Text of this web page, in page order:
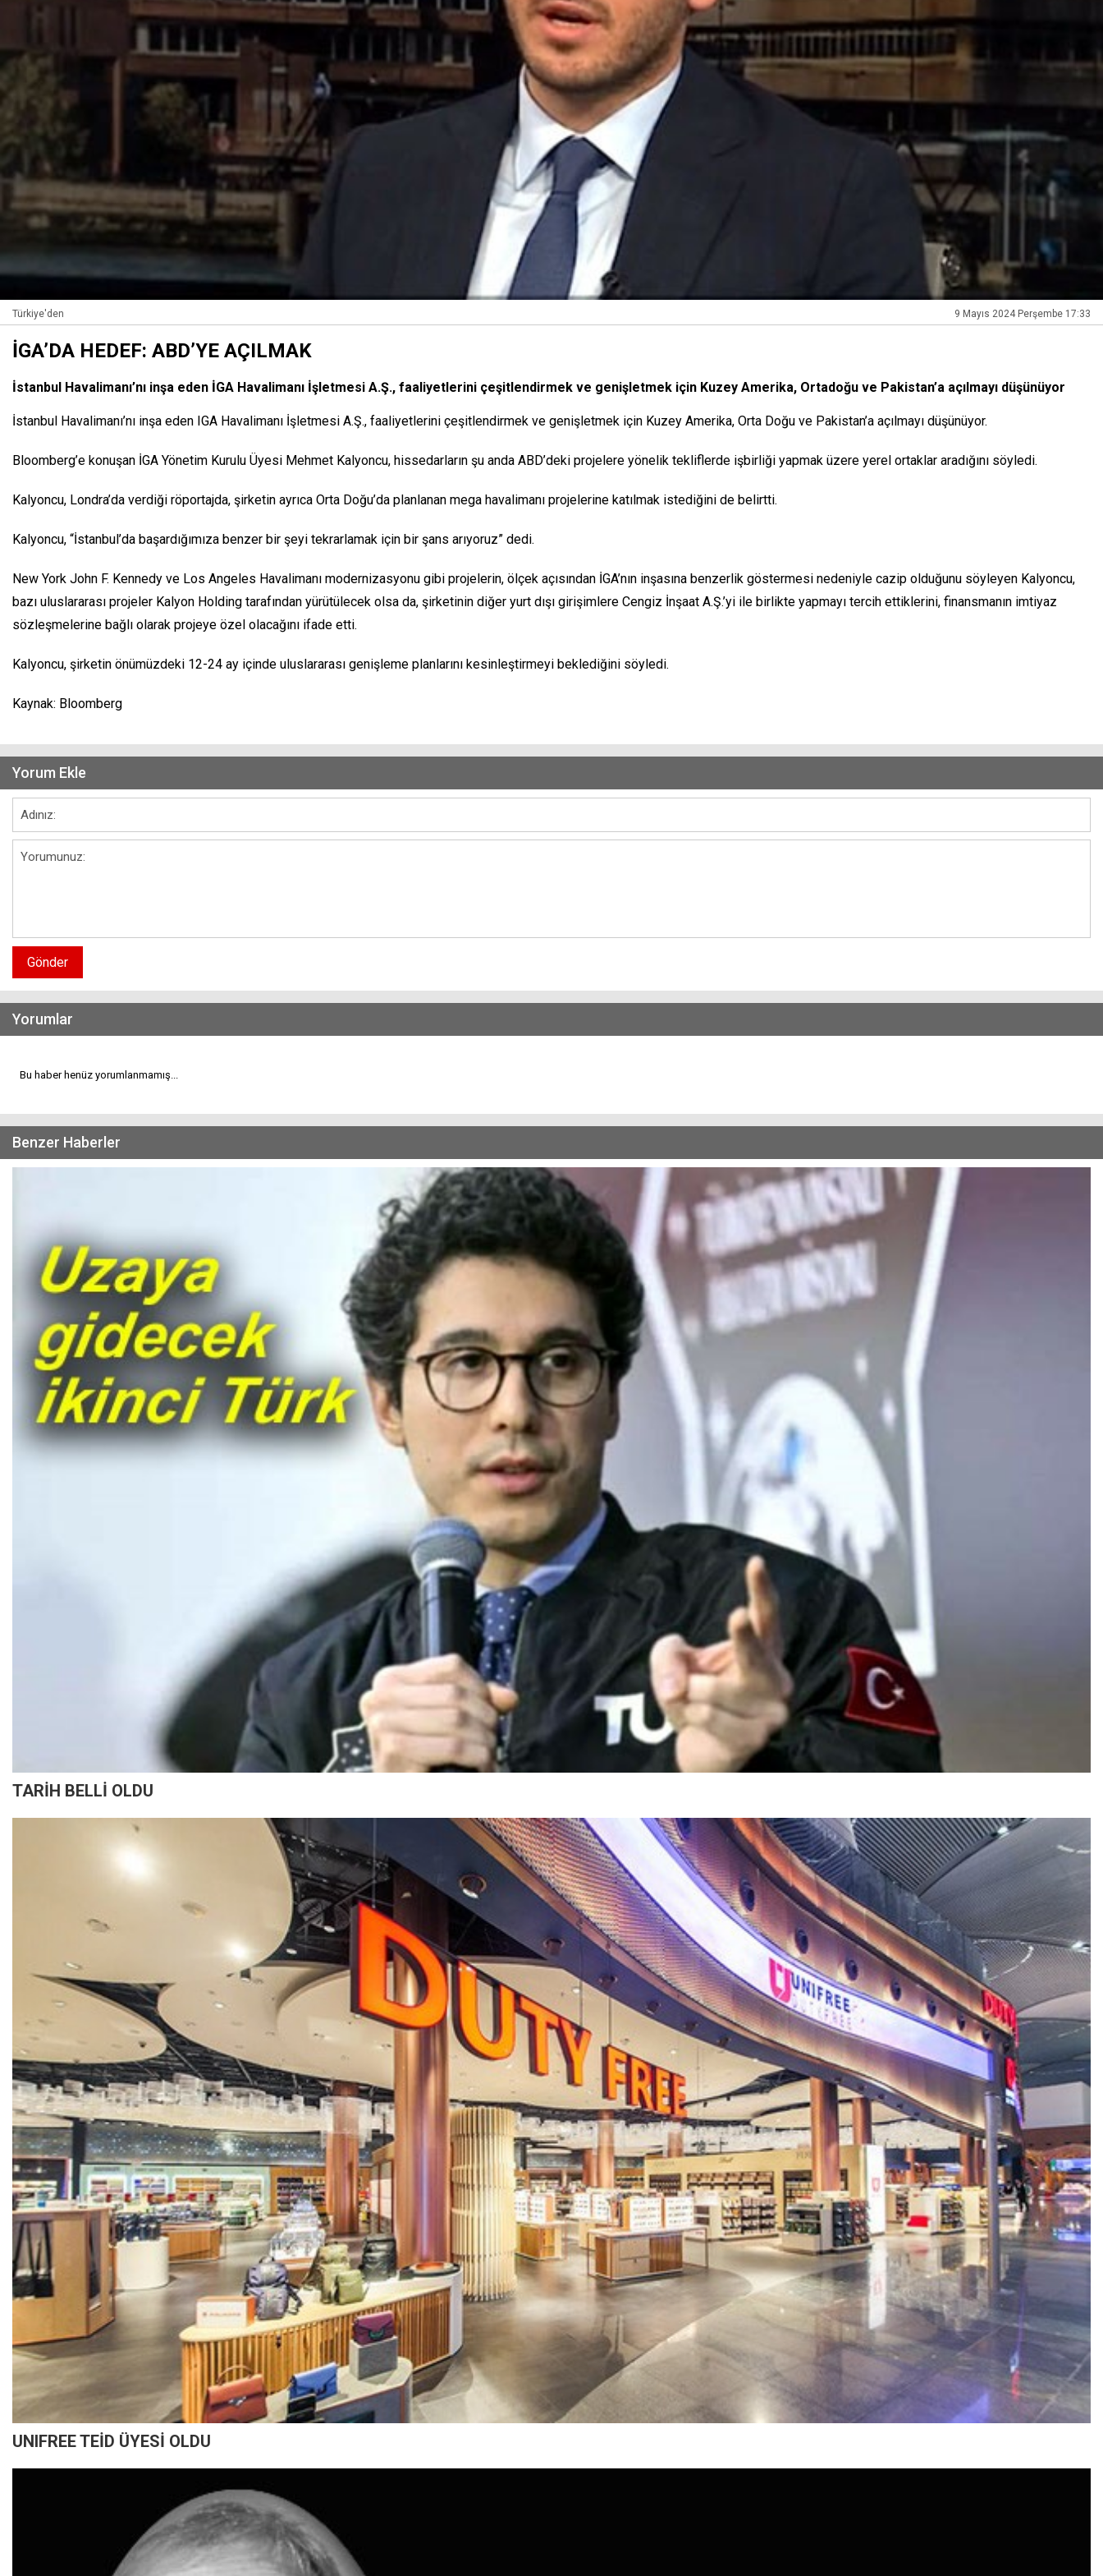
Türkiye'den 9 Mayıs 2024 Perşembe 17:33
İGA’DA HEDEF: ABD’YE AÇILMAK
İstanbul Havalimanı’nı inşa eden İGA Havalimanı İşletmesi A.Ş., faaliyetlerini çeşitlendirmek ve genişletmek için Kuzey Amerika, Ortadoğu ve Pakistan’a açılmayı düşünüyor
İstanbul Havalimanı’nı inşa eden IGA Havalimanı İşletmesi A.Ş., faaliyetlerini çeşitlendirmek ve genişletmek için Kuzey Amerika, Orta Doğu ve Pakistan’a açılmayı düşünüyor.
Bloomberg’e konuşan İGA Yönetim Kurulu Üyesi Mehmet Kalyoncu, hissedarların şu anda ABD’deki projelere yönelik tekliflerde işbirliği yapmak üzere yerel ortaklar aradığını söyledi.
Kalyoncu, Londra’da verdiği röportajda, şirketin ayrıca Orta Doğu’da planlanan mega havalimanı projelerine katılmak istediğini de belirtti.
Kalyoncu, “İstanbul’da başardığımıza benzer bir şeyi tekrarlamak için bir şans arıyoruz” dedi.
New York John F. Kennedy ve Los Angeles Havalimanı modernizasyonu gibi projelerin, ölçek açısından İGA’nın inşasına benzerlik göstermesi nedeniyle cazip olduğunu söyleyen Kalyoncu,
bazı uluslararası projeler Kalyon Holding tarafından yürütülecek olsa da, şirketinin diğer yurt dışı girişimlere Cengiz İnşaat A.Ş.’yi ile birlikte yapmayı tercih ettiklerini, finansmanın imtiyaz
sözleşmelerine bağlı olarak projeye özel olacağını ifade etti.
Kalyoncu, şirketin önümüzdeki 12-24 ay içinde uluslararası genişleme planlarını kesinleştirmeyi beklediğini söyledi.
Kaynak: Bloomberg
Yorum Ekle
Gönder
Yorumlar
Bu haber henüz yorumlanmamış...
Benzer Haberler
TARİH BELLİ OLDU
UNIFREE TEİD ÜYESİ OLDU